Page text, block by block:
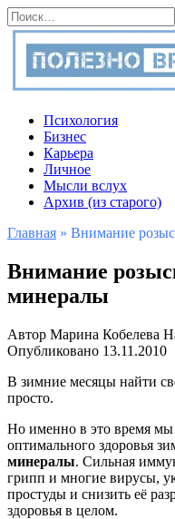
Перейти
к
содержанию
Search
for:
Психология
Бизнес
Карьера
Личное
Мысли вслух
Архив (из старого)
Главная » Внимание
Внимание
минералы
Автор Марина Кобелева
Опубликовано 13.11.2010
В зимние месяцы найти
просто.
Но именно в это время
оптимального здоровья
минералы. Сильная
грипп и многие вирусы,
простуды и снизить её
здоровья в целом.